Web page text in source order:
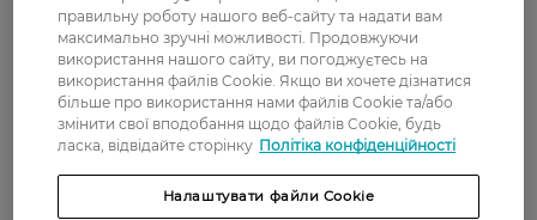
Доставка
Нова пошта
У відділення Нової пошти - 99 грн,
безкоштовно від 699 грн
правильну роботу нашого веб-сайту та надати вам
максимально зручні можливості. Продовжуючи
використання нашого сайту, ви погоджуєтесь на
використання файлів Cookie. Якщо ви хочете дізнатися
більше про використання нами файлів Cookie та/або
змінити свої вподобання щодо файлів Cookie, будь
ласка, відвідайте сторінку Політіка конфіденційності
Налаштувати файли Cookie